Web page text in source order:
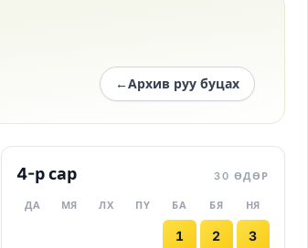
←Архив руу буцах
4-р сар 30 ӨДӨР
ДА МЯ ЛХ ПҮ БА БЯ НЯ
1 2 3